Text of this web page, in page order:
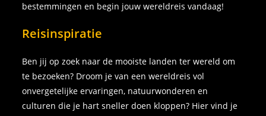
bestemmingen en begin jouw wereldreis vandaag!
Reisinspiratie
Ben jij op zoek naar de mooiste landen ter wereld om
te bezoeken? Droom je van een wereldreis vol
onvergetelijke ervaringen, natuurwonderen en
culturen die je hart sneller doen kloppen? Hier vind je